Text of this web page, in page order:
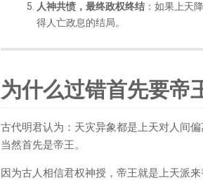
人神共愤，最终政权终结 ：如果上天
得人亡政息的结局。
为什么过错首先要帝
古代明君认为：天灾异象都是上天对人间
当然首先是帝王。
因为古人相信君权神授，帝王就是上天派